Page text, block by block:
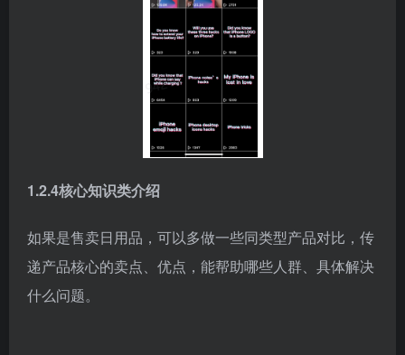
1.2.4核心知识类介绍
如果是售卖日用品，可以多做一些同类型产品对比，传
递产品核心的卖点、优点，能帮助哪些人群、具体解决
什么问题。